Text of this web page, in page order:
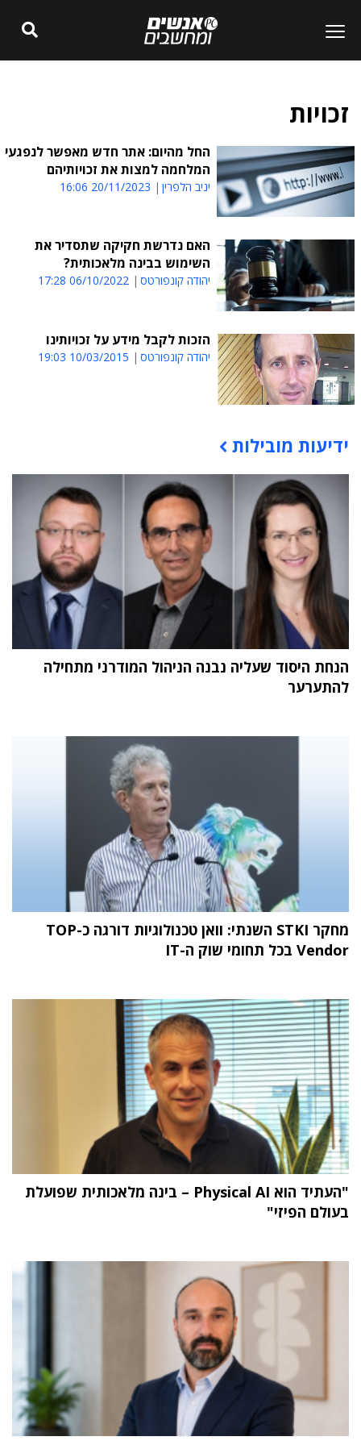
זכויות
החל מהיום: אתר חדש מאפשר לנפגעי
המלחמה למצות את זכויותיהם
יניב הלפרין 20/11/2023 16:06
האם נדרשת חקיקה שתסדיר את
השימוש בבינה מלאכותית?
יהודה קונפורטס 06/10/2022 17:28
הזכות לקבל מידע על זכויותינו
יהודה קונפורטס 10/03/2015 19:03
תוכן פרסומי
ידיעות מובילות
הנחת היסוד שעליה נבנה הניהול המודרני מתחילה
להתערער
מחקר STKI השנתי: וואן טכנולוגיות דורגה כ-TOP
Vendor בכל תחומי שוק ה-IT
"העתיד הוא Physical AI – בינה מלאכותית שפועלת
בעולם הפיזי"